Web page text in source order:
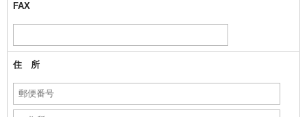
FAX
住 所